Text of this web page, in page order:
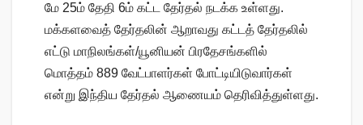
மே 25ம் தேதி 6ம் கட்ட தேர்தல் நடக்க உள்ளது.
மக்களவைத் தேர்தலின் ஆறாவது கட்டத் தேர்தலில்
எட்டு மாநிலங்கள்/யூனியன் பிரதேசங்களில்
மொத்தம் 889 வேட்பாளர்கள் போட்டியிடுவார்கள்
என்று இந்திய தேர்தல் ஆணையம் தெரிவித்துள்ளது.